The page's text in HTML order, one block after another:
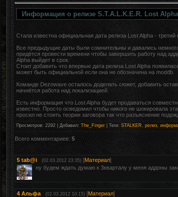
Информация о релизе S.T.A.L.K.E.R. Lost Alpha
Стала известна официальная дата релиза Lost Alpha - третий
Все предыдущие даты были сомнительны и давались
придётся провести времени чтобы завершить работу над
Alpha выйдет в срок.
Стоит добавить что впервые дата релиза Lost Alpha
может быть официальной если она не обозначена на moddb.
Команде Dezowave осталось доделать сюжет, добавить
начнётся работа над локализацией.
Есть информация что Lost Alpha будет продаваться
известно. Просто осведомил чтобы никого не шокировала
просил не стоить теории заговора так что разъяснение
Просмотров: 2292 Добавил: The_Finger Теги: STALKER релиз
Всего комментариев: 5
5 tab@i (02.03.2012 23:35) [Материал]
ну будем ждать думаю к 3кварталу у меня аддоны
4 Альфа (02.03.2012 10:15) [Материал]